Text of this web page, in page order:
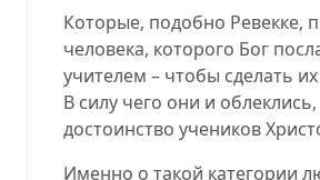
Которые, подобно Ревекке,
человека, которого Бог
учителем – чтобы сделать
В силу чего они и
достоинство учеников
Именно о такой категории